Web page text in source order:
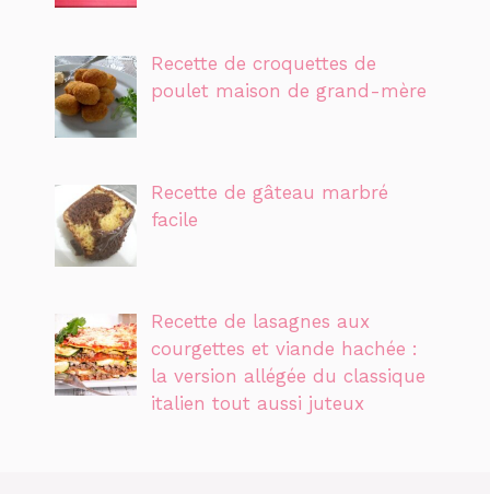
Recette de croquettes de
poulet maison de grand-mère
Recette de gâteau marbré
facile
Recette de lasagnes aux
courgettes et viande hachée :
la version allégée du classique
italien tout aussi juteux